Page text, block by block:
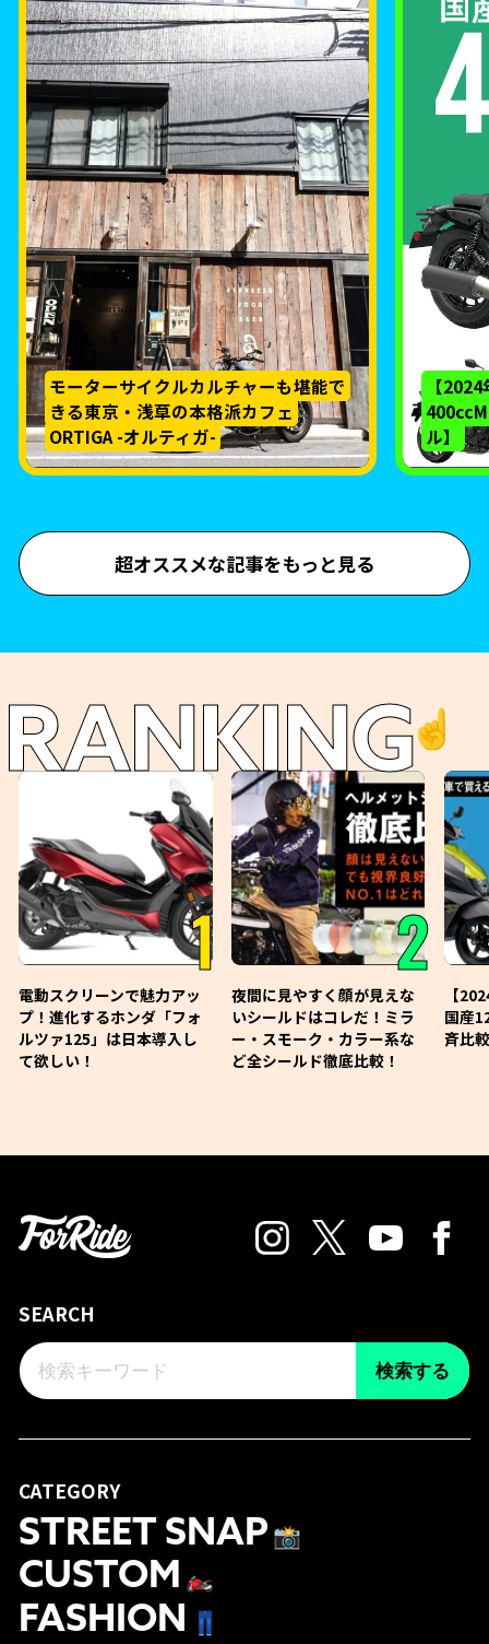
モーターサイクルカルチャーも堪能で
きる東京・浅草の本格派カフェ
ORTIGA -オルティガ-
【
ル】
超オススメな記事をもっと見る
RANKING☝️
1
電動スクリーンで魅力アッ
プ！進化するホンダ「フォ
ルツァ125」は日本導入し
て欲しい！
2
夜間に見やすく顔が見えな
いシールドはコレだ！ミラ
ー・スモーク・カラー系な
ど全シールド徹底比較！
【
国産
斉比
SEARCH
検索する
CATEGORY
STREET SNAP 📸
CUSTOM 🏍
FASHION 👖